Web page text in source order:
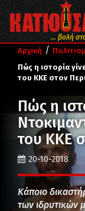
... βολή
Αρχική /
Πώς η ιστορία
του ΚΚΕ στον
Πώς η
του ΚΚΕ
20-10-2018
Κάποιο
των ιδρυτικών